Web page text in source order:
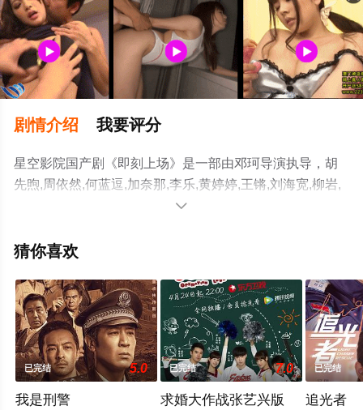
剧情介绍 我要评分
星空影院国产剧《即刻上场》是一部由邓珂导演执导，胡
先煦,周依然,何蓝逗,加奈那,李乐,黄婷婷,王锵,刘海宽,柳岩,
袁文康,孙淳,杨玏,张晞临,黄圣池等明星演员精彩演绎的中
费观看高清无删减完整版电视剧全集就上星空电影网，更
了解。

猜你喜欢
已完结 5.0
我是刑警
已完结 7.0
求婚大作战张艺兴版
已完结
追光者